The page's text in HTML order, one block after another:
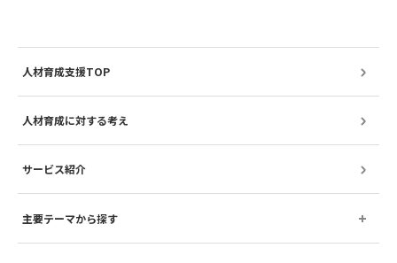
人材育成支援TOP
人材育成に対する考え
サービス紹介
主要テーマから探す